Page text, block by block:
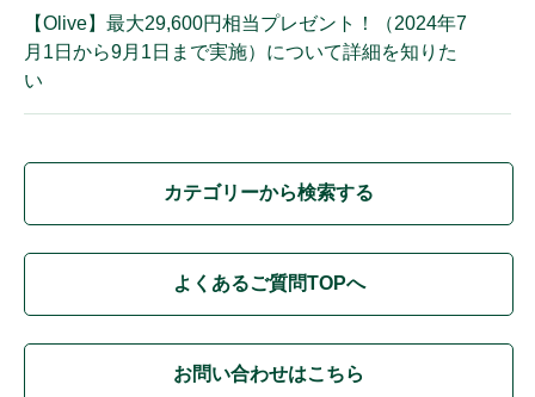
【Olive】最大29,600円相当プレゼント！（2024年7
月1日から9月1日まで実施）について詳細を知りた
い
カテゴリーから検索する
よくあるご質問TOPへ
お問い合わせはこちら